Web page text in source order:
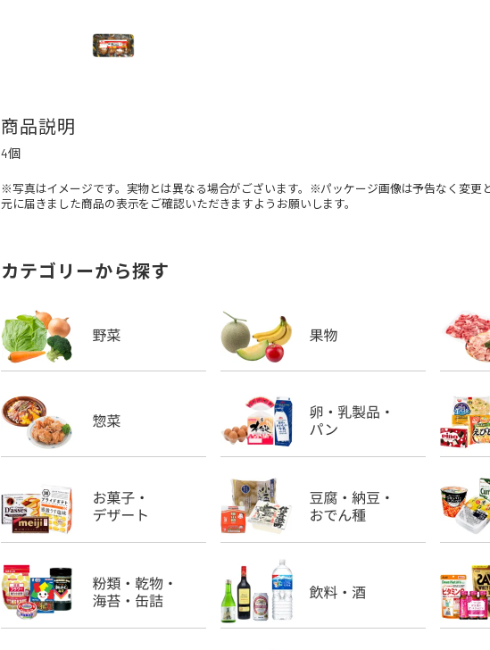
商品説明
4個
※写真はイメージです。実物とは異なる場合がございます。※パッケージ画像は予告なく変更
元に届きました商品の表示をご確認いただきますようお願いします。
カテゴリーから探す